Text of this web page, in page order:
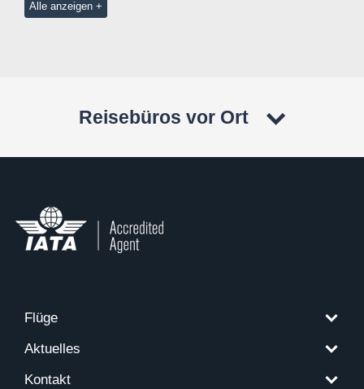
Alle anzeigen
Reisebüros vor Ort
Flüge
Aktuelles
Kontakt